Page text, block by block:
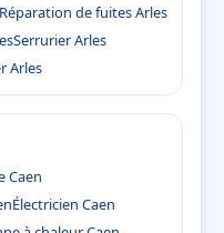
Réparation de fuites Arles
Serrurier Arles
Arles
Caen
Électricien Caen